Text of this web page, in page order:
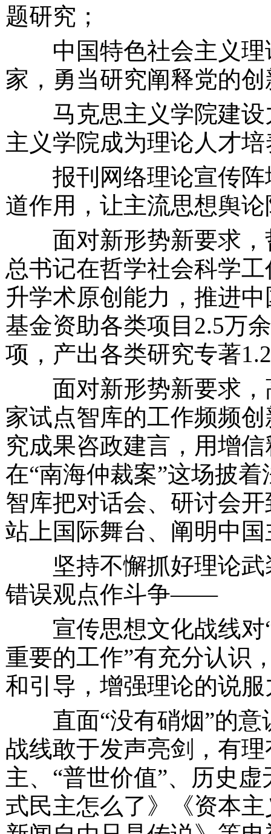
题研究；
中国特色社会主义理
家，勇当研究阐释党的
马克思主义学院建设
主义学院成为理论人才
报刊网络理论宣传阵
道作用，让主流思想舆
面对新形势新要求，
总书记在哲学社会科学
升学术原创能力，推进
基金资助各类项目 2.5万
项，产出各类研究专著
面对新形势新要求，
家试点智库的工作频频
究成果咨政建言，用增
在“南海仲裁案”这场披
智库把对话会、研讨会
站上国际舞台、阐明中
坚持不懈抓好理论武
错误观点作斗争——
宣传思想文化战线对
重要的工作”有充分认识
和引导，增强理论的说
直面“没有硝烟”的
战线敢于发声亮剑，有
主、“普世价值”、历史
式民主怎么了》《资本